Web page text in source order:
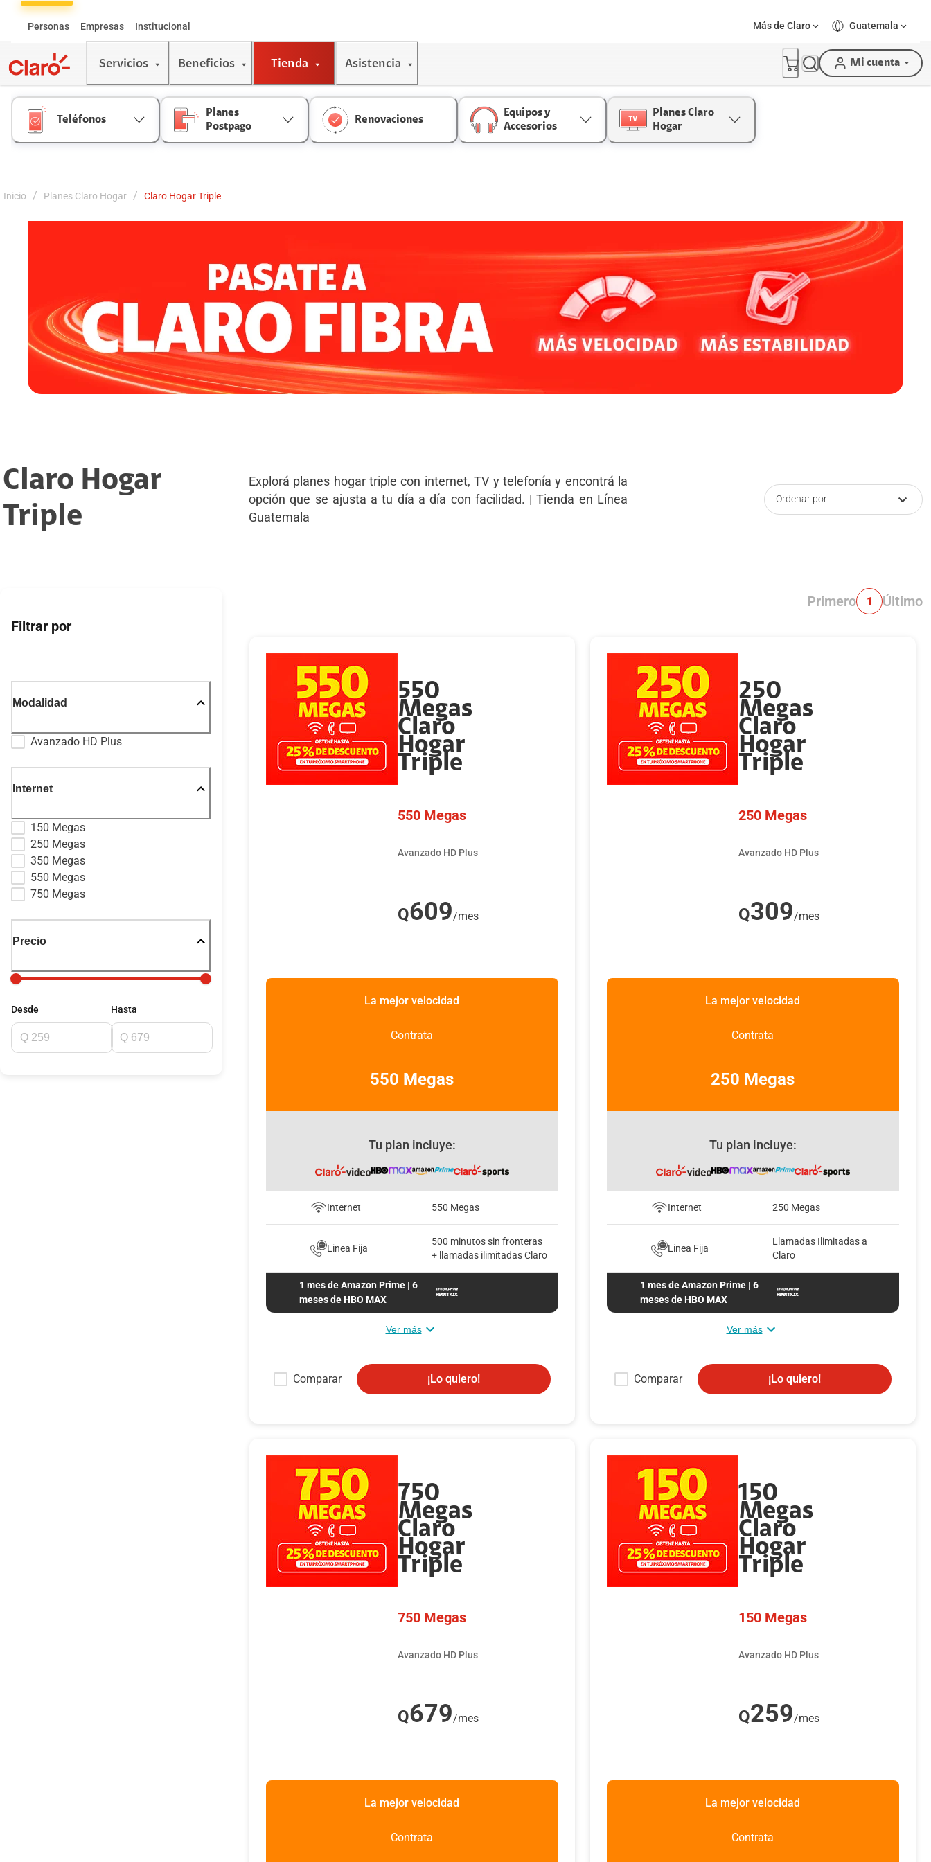
Personas Empresas Institucional Más de Claro Guatemala
Servicios Beneficios Tienda Asistencia Mi cuenta
Teléfonos
Planes
Postpago
Renovaciones
Equipos y
Accesorios
Planes Claro
Hogar
Inicio / Planes Claro Hogar / Claro Hogar Triple
Claro Hogar
Triple
Explorá planes hogar triple con internet, TV y telefonía y encontrá la
opción que se ajusta a tu día a día con facilidad. | Tienda en Línea
Guatemala
Ordenar por
Filtrar por
Modalidad
Avanzado HD Plus
Internet
150 Megas
250 Megas
350 Megas
550 Megas
750 Megas
Precio
Desde Hasta
Primero 1 Último
550
Megas
Claro
Hogar
Triple
550 Megas
Avanzado HD Plus
Q609/mes
La mejor velocidad
Contrata
550 Megas
Tu plan incluye:
Internet 550 Megas
Linea Fija
500 minutos sin fronteras
+ llamadas ilimitadas Claro
1 mes de Amazon Prime | 6
meses de HBO MAX
Convierte la televisión en Smart TV con nuestras cajas
Android (Al contratar la incluimos sin ningún costo).
Claro Video Incluido
HBO MAX: INCLUIDO por 6 meses gratis, al séptimo mes con
un costo de Q26 al mes.
Amazon Prime: INCLUIDO por 1 mes gratis, al segundo mes
con un costo de Q45 al mes.
Cupones de descuento en Claro Club.
Ver más
Comparar ¡Lo quiero!
250
Megas
Claro
Hogar
Triple
250 Megas
Avanzado HD Plus
Q309/mes
La mejor velocidad
Contrata
250 Megas
Tu plan incluye:
Internet 250 Megas
Linea Fija
Llamadas Ilimitadas a
Claro
1 mes de Amazon Prime | 6
meses de HBO MAX
Convierte la televisión en Smart TV con nuestras cajas
Android (Al contratar la incluimos sin ningún costo).
Claro Video Incluido
HBO MAX: INCLUIDO por 6 meses gratis, al séptimo mes con
un costo de Q26 al mes.
Amazon Prime: INCLUIDO por 1 mes gratis, al segundo mes
con un costo de Q45 al mes.
Cupones de descuento en Claro Club.
Ver más
Comparar ¡Lo quiero!
750
Megas
Claro
Hogar
Triple
750 Megas
Avanzado HD Plus
Q679/mes
La mejor velocidad
Contrata
150
Megas
Claro
Hogar
Triple
150 Megas
Avanzado HD Plus
Q259/mes
La mejor velocidad
Contrata